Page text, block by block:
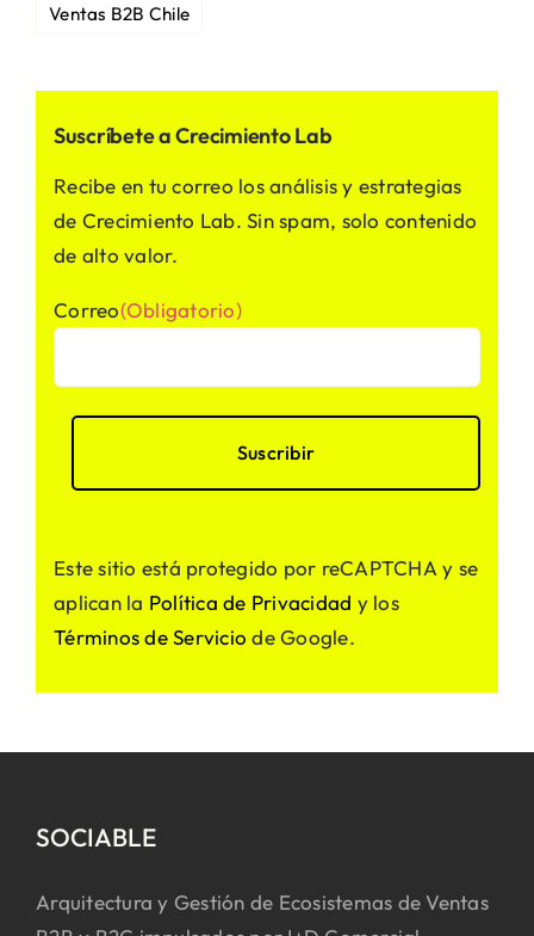
Ventas B2B Chile
Suscríbete a Crecimiento Lab
Recibe en tu correo los análisis y estrategias
de Crecimiento Lab. Sin spam, solo contenido
de alto valor.
Correo(Obligatorio)
Este sitio está protegido por reCAPTCHA y se
aplican la Política de Privacidad y los
Términos de Servicio de Google.
SOCIABLE
Arquitectura y Gestión de Ecosistemas de Ventas